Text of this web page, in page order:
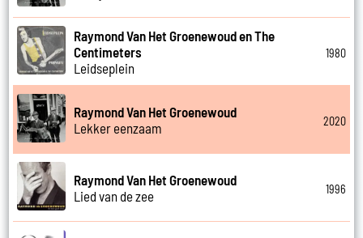
Raymond Van Het Groenewoud en The
Centimeters
Leidseplein
1980
Raymond Van Het Groenewoud
Lekker eenzaam
2020
Raymond Van Het Groenewoud
Lied van de zee
1996